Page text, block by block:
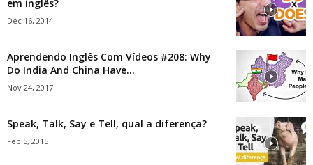
em inglês?
Dec 16, 2014
Aprendendo Inglês Com Vídeos #208: Why
Do India And China Have...
Nov 24, 2017
Speak, Talk, Say e Tell, qual a diferença?
Feb 5, 2015